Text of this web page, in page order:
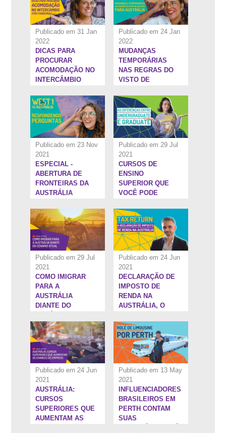
Publicado em 31 Jan
2022
DICAS PARA
PROCURAR
ACOMODAÇÃO NO
INTERCÂMBIO
Publicado em 24 Jan
2022
MUDANÇAS
TEMPORÁRIAS
NAS REGRAS DO
VISTO DE
AUSTRÁLIA
Publicado em 23 Nov
2021
ESPECIAL -
ABERTURA DE
FRONTEIRAS DA
AUSTRÁLIA
Publicado em 29 Jul
2021
6:10''
CURSOS DE
ENSINO
SUPERIOR QUE
VOCÊ PODE
EXTERIOR
Publicado em 29 Jul
2021
1:31:51''
COMO IMIGRAR
PARA A
AUSTRÁLIA
DIANTE DO
Publicado em 24 Jun
2021
DECLARAÇÃO DE
IMPOSTO DE
RENDA NA
AUSTRÁLIA, O
Publicado em 24 Jun
2021
AUSTRÁLIA:
CURSOS
SUPERIORES QUE
AUMENTAM AS
Publicado em 13 May
2021
INFLUENCIADORES
BRASILEIROS EM
PERTH CONTAM
SUAS
1:19:0''